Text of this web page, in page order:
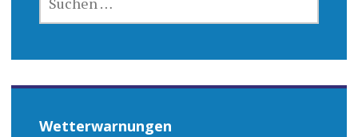
NACH:
Wetterwarnungen